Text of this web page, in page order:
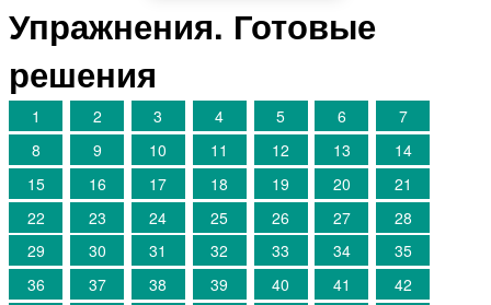
Упражнения. Готовые
решения
1 2 3 4 5 6
7
8
9 10 11 12 13
14
15
16 17 18 19 20
21
22
23 24 25 26 27
28
29
30 31 32 33 34
35
36
37 38 39 40 41
42